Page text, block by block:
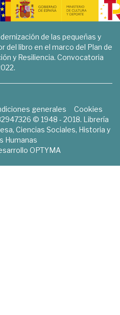
de las pequeñas y
del libro en el marco del Plan de
y Resiliencia. Convocatoria
generales
Cookies
© 1948 - 2018. Librería
Ciencias Sociales, Historia y
Humanas
OPTYMA